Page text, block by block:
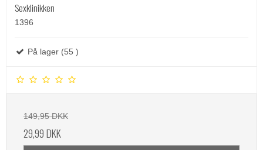
Sexklinikken
1396
På lager (55 )
149,95 DKK
29,99 DKK